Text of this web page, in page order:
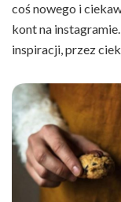
coś nowego i
kont na
inspiracji, przez